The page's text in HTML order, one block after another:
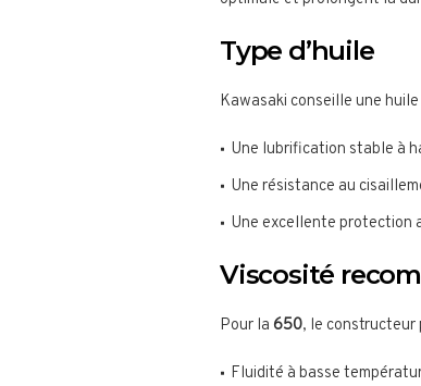
Type d’huile
Kawasaki conseille une
Une lubrification stable à
Une résistance au
Une excellente protection
Viscosité
Pour la 650, le constructeur
Fluidité à basse